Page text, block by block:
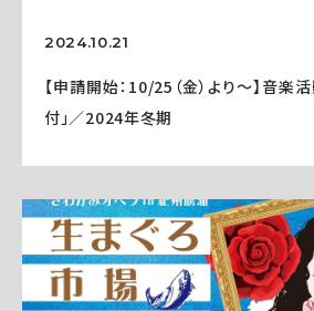
2024.10.21
【申請開始：10/25（金）より～】音楽
付」／2024年冬期